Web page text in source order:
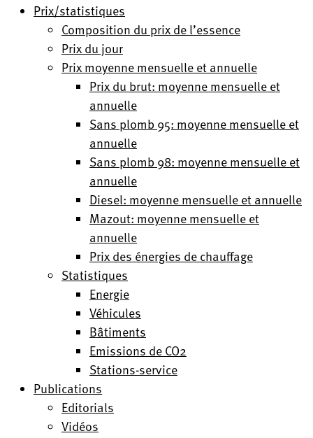
Prix/statistiques
Composition du prix de l’essence
Prix du jour
Prix moyenne mensuelle et annuelle
Prix du brut: moyenne mensuelle et
annuelle
Sans plomb 95: moyenne mensuelle et
annuelle
Sans plomb 98: moyenne mensuelle et
annuelle
Diesel: moyenne mensuelle et annuelle
Mazout: moyenne mensuelle et
annuelle
Prix des énergies de chauffage
Statistiques
Energie
Véhicules
Bâtiments
Emissions de CO2
Stations-service
Publications
Editorials
Vidéos